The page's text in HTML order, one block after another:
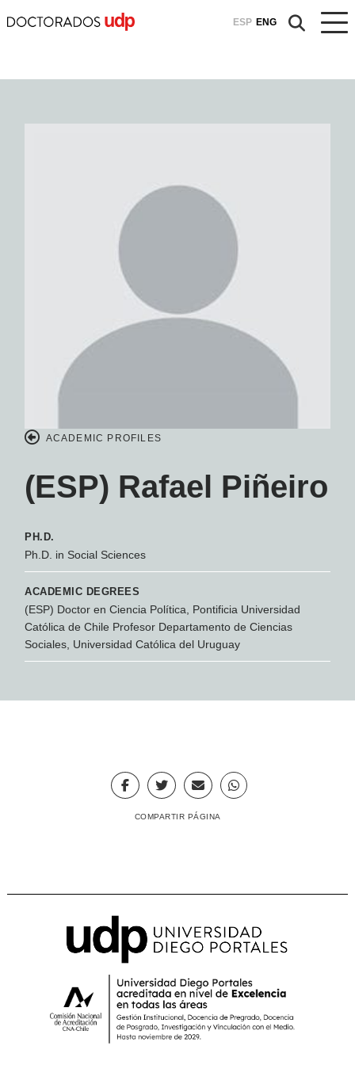
ESP ENG
ACADEMIC PROFILES
(ESP) Rafael Piñeiro
PH.D.
Ph.D. in Social Sciences
ACADEMIC DEGREES
(ESP) Doctor en Ciencia Política, Pontificia Universidad
Católica de Chile Profesor Departamento de Ciencias
Sociales, Universidad Católica del Uruguay
COMPARTIR PÁGINA